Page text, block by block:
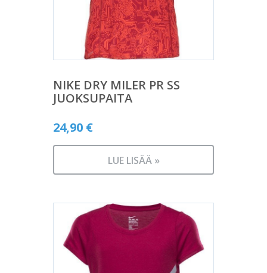
NIKE DRY MILER PR SS
JUOKSUPAITA
24,90 €
LUE LISÄÄ »